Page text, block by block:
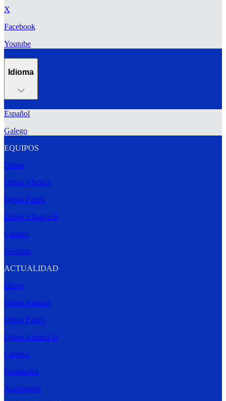
X
Facebook
Youtube
Idioma
Español
Galego
EQUIPOS
Dépor
Dépor Abanca
Dépor Fabril
Dépor Abanca B
Cantera
Genuine
ACTUALIDAD
Dépor
Dépor Abanca
Dépor Fabril
Dépor Abanca B
Cantera
Fundación
Accionistas